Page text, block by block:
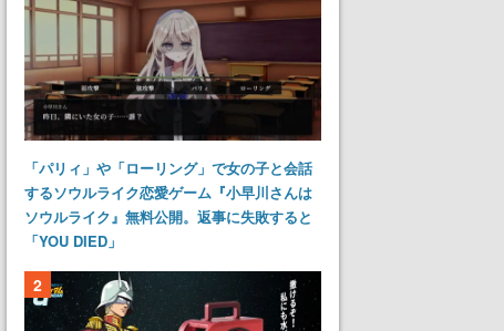
「パリィ」や「ローリング」で女の子と会話
するソウルライク恋愛ゲーム『小早川さんは
ソウルライク』無料公開。返事に失敗すると
「YOU DIED」
2